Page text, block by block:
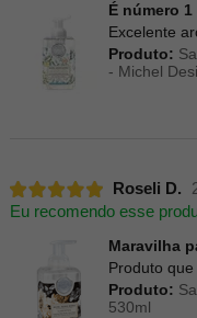
É número
Excelente
Produto:
- Michel
Roseli D.
Eu recomendo esse
Maravilha
Produto
Produto:
530ml